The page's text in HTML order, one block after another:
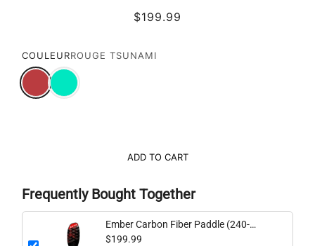
$199.99
COULEURROUGE TSUNAMI
ADD TO CART
Frequently Bought Together
Ember Carbon Fiber Paddle (240-
260cm adjustable)
$199.99